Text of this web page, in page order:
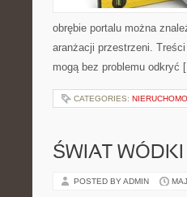
obrębie portalu można
aranżacji przestrzeni.
mogą bez problemu odkryć
CATEGORIES:
ŚWIAT WÓDKI
POSTED BY ADMIN